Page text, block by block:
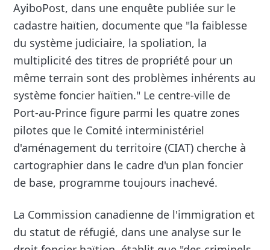
AyiboPost, dans une enquête publiée sur le
cadastre haïtien, documente que "la faiblesse
du système judiciaire, la spoliation, la
multiplicité des titres de propriété pour un
même terrain sont des problèmes inhérents au
système foncier haïtien." Le centre-ville de
Port-au-Prince figure parmi les quatre zones
pilotes que le Comité interministériel
d'aménagement du territoire (CIAT) cherche à
cartographier dans le cadre d'un plan foncier
de base, programme toujours inachevé.
La Commission canadienne de l'immigration et
du statut de réfugié, dans une analyse sur le